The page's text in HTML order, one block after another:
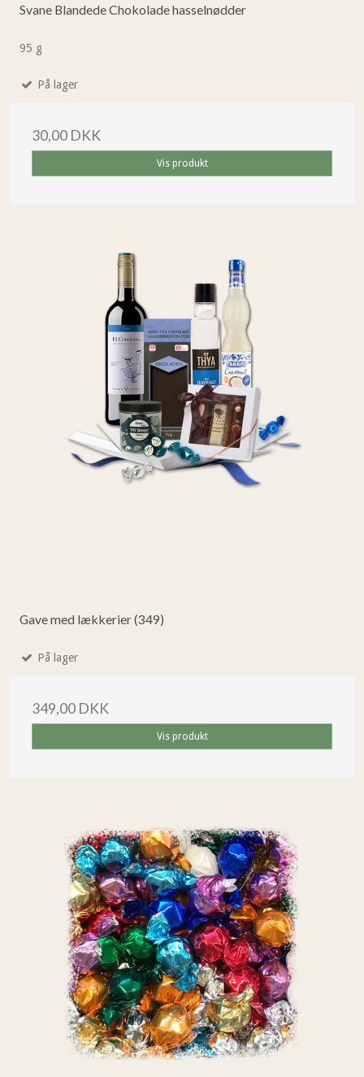
Svane Blandede Chokolade hasselnødder
95 g
På lager
30,00 DKK
Vis produkt
Gave med lækkerier (349)
På lager
349,00 DKK
Vis produkt